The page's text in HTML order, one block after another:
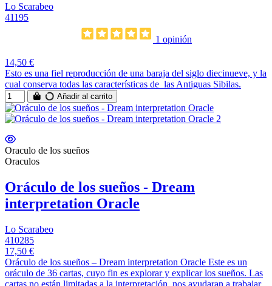
Lo Scarabeo
41195
1 opinión
14,50 €
Esto es una fiel reproducción de una baraja del siglo diecinueve, y la
cual conserva todas las características de las Antiguas Sibilas.
Añadir al carrito
Oraculo de los sueños
Oraculos
Oráculo de los sueños - Dream
interpretation Oracle
Lo Scarabeo
410285
17,50 €
Oráculo de los sueños – Dream interpretation Oracle Este es un
oráculo de 36 cartas, cuyo fin es explorar y explicar los sueños. Las
cartas no están limitadas a la interpretación, nos ayudaran a trabajar